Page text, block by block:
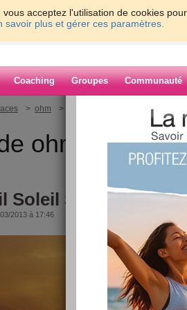
acceptez l'utilisation de cookies
savoir plus et gérer ces paramètres.
Coaching Groupes Communauté
> ohm > Soleil Soleil Soleil
ohm
Soleil Soleil
2013 à 17:46